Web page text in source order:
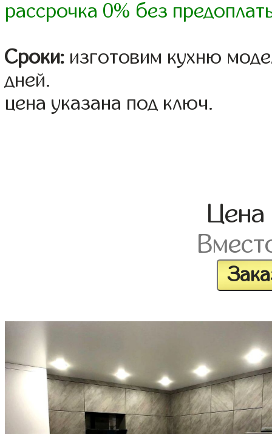
рассрочка 0% без
Сроки: изготовим кухню
дней.
цена указана под ключ.
Цена